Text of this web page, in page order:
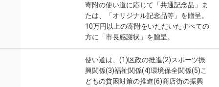
寄附の使い道に応じて「共通記念品」ま
たは、「オリジナル記念品等」を贈呈。
10万円以上の寄附をいただいたすべての
方に「市長感謝状」を贈呈。
使い道は、(1)区政の推進(2)スポーツ振
興関係(3)福祉関係(4)環境保全関係(5)こ
どもの貧困対策の推進(6)商店街の振興